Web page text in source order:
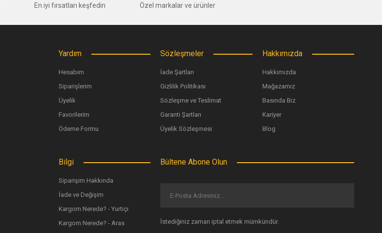
En iyi fırsatları keşfedin
Özel markalar ve ürünler
Yardım
Hesabım
Siparişlerim
Üyelik
Favorilerim
Ödeme Formu
Sözleşmeler
İade Şartları
Gizlilik Politikası
Sözleşme ve Teslimat
Garanti Şartları
Üyelik Sözleşmesi
Hakkımızda
Hakkımızda
Mağazamız
Basında Biz
Kariyer
Blog
Bilgi
Siparişim Hakkında
İade ve Değişim
Kargom Nerede? - Yurtiçi
Kargom Nerede? - Aras
Bültene Abone Olun
İstediğiniz zaman iptal etmek mümkündür.